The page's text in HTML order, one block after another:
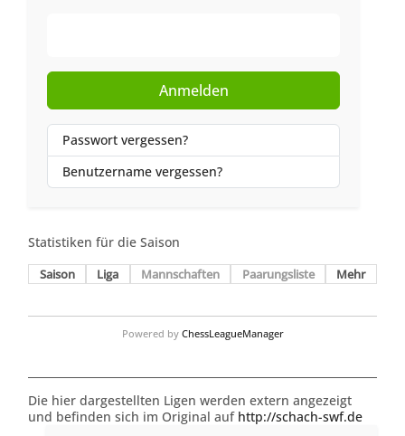
Anmelden
Passwort vergessen?
Benutzername vergessen?
Statistiken für die Saison
Saison Liga Mannschaften Paarungsliste Mehr
Powered by ChessLeagueManager
Die hier dargestellten Ligen werden extern angezeigt
und befinden sich im Original auf http://schach-swf.de